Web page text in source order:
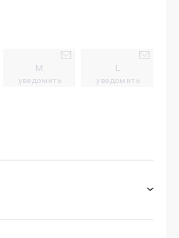
M
уведомить
L
уведомить